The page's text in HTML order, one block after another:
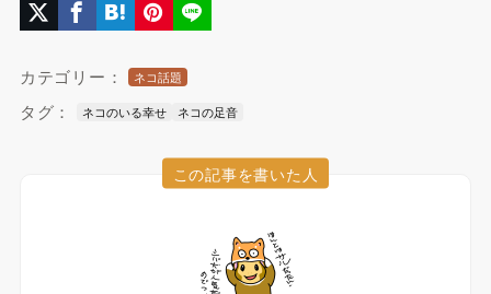
カテゴリー： ネコ話題
タグ： ネコのいる幸せ ネコの足音
この記事を書いた人